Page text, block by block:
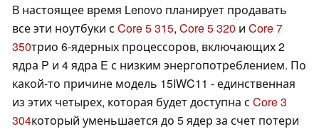
В настоящее время Lenovo планирует продавать
все эти ноутбуки с Core 5 315, Core 5 320 и Core 7
350трио 6-ядерных процессоров, включающих 2
ядра P и 4 ядра E с низким энергопотреблением. По
какой-то причине модель 15IWC11 - единственная
из этих четырех, которая будет доступна с Core 3
304который уменьшается до 5 ядер за счет потери